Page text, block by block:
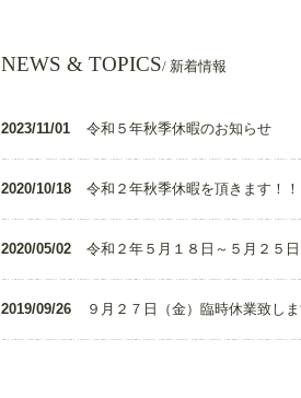
NEWS & TOPICS/ 新着情報
2023/11/01 令和５年秋季休暇のお知らせ
2020/10/18 令和２年秋季休暇を頂きます！！
2020/05/02 令和２年５月１８日～５月２５
2019/09/26 ９月２７日（金）臨時休業致しま